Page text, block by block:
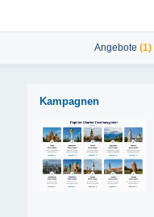
Angebote (1)
Kampagnen